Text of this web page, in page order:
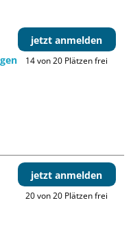
jetzt anmelden
14 von 20 Plätzen frei
jetzt anmelden
20 von 20 Plätzen frei